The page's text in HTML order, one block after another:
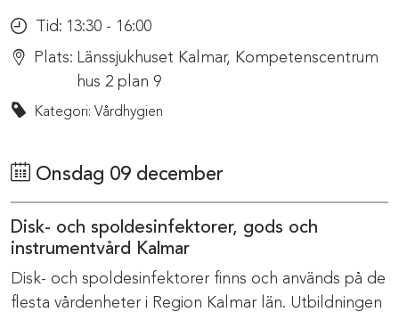
Tid: 13:30 - 16:00
Plats: Länssjukhuset Kalmar, Kompetenscentrum
hus 2 plan 9
Kategori: Vårdhygien
Onsdag 09 december
Disk- och spoldesinfektorer, gods och
instrumentvård Kalmar
Disk- och spoldesinfektorer finns och används på de
flesta vårdenheter i Region Kalmar län. Utbildningen